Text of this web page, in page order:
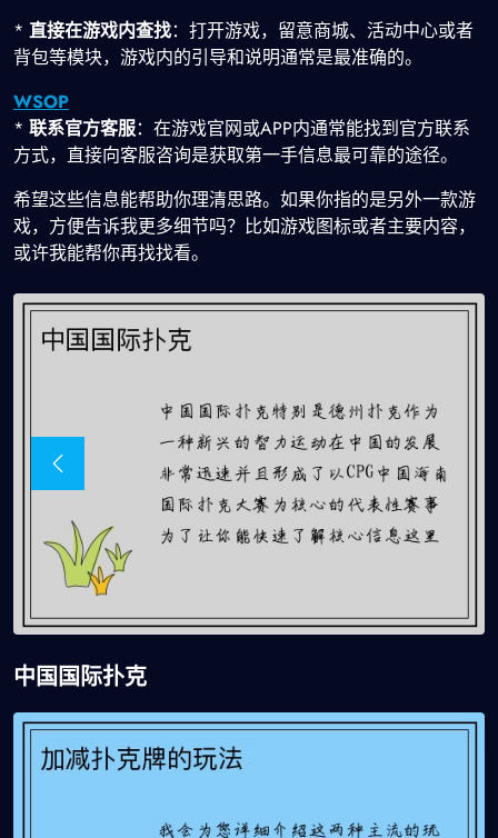
* 直接在游戏内查找：打开游戏，留意商城、活动中心或者
背包等模块，游戏内的引导和说明通常是最准确的。
WSOP
* 联系官方客服：在游戏官网或APP内通常能找到官方联系
方式，直接向客服咨询是获取第一手信息最可靠的途径。
希望这些信息能帮助你理清思路。如果你指的是另外一款游
戏，方便告诉我更多细节吗？比如游戏图标或者主要内容，
或许我能帮你再找找看。
中国国际扑克